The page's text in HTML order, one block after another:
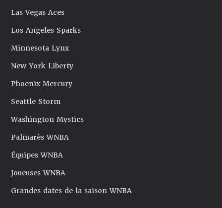
Las Vegas Aces
Los Angeles Sparks
Minnesota Lynx
New York Liberty
Phoenix Mercury
Seattle Storm
Washington Mystics
Palmarès WNBA
Équipes WNBA
Joueuses WNBA
Grandes dates de la saison WNBA